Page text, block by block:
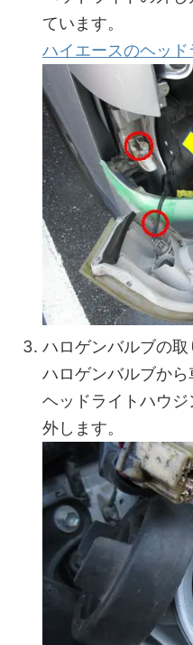
ています。
ハイエースのヘッ
ハロゲンバルブの取
ハロゲンバルブから
ヘッドライトハウ
外します。